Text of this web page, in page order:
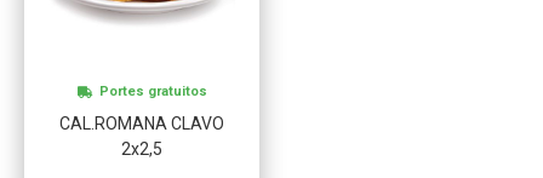
CAL.ROMANA CLAVO
2x2,5
Portes gratuitos